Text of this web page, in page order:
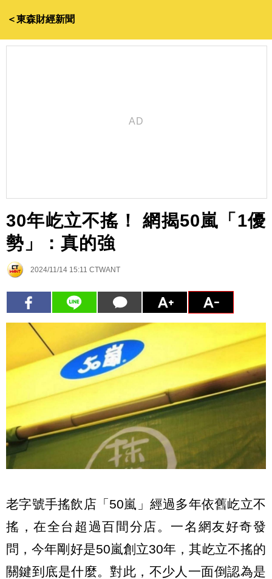
＜東森財經新聞
30年屹立不搖！ 網揭50嵐「1優
勢」：真的強
2024/11/14 15:11 CTWANT
老字號手搖飲店「50嵐」經過多年依舊屹立不
搖，在全台超過百間分店。一名網友好奇發
問，今年剛好是50嵐創立30年，其屹立不搖的
關鍵到底是什麼。對此，不少人一面倒認為是